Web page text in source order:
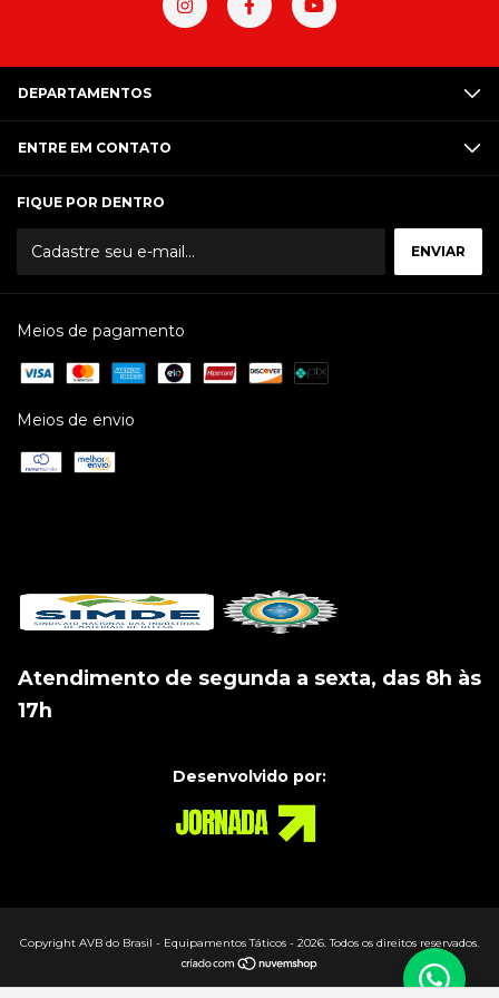
DEPARTAMENTOS
ENTRE EM CONTATO
FIQUE POR DENTRO
Meios de pagamento
Meios de envio
Atendimento de segunda a sexta, das 8h às
17h
Desenvolvido por:
Copyright AVB do Brasil - Equipamentos Táticos - 2026. Todos os direitos reservados.